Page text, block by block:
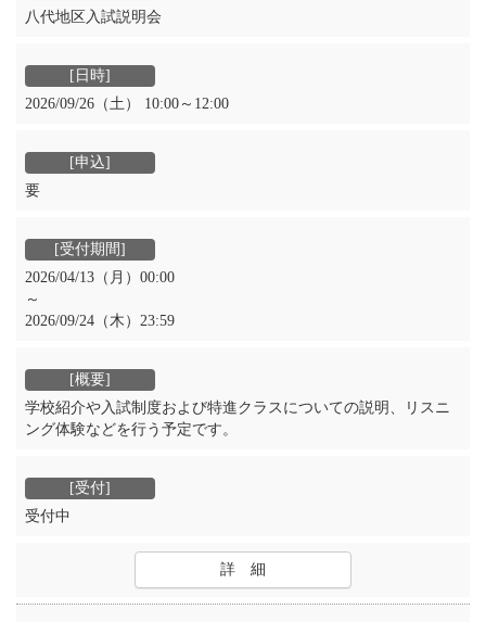
八代地区入試説明会
2026/09/26（土） 10:00～12:00
要
2026/04/13（月）00:00
～
2026/09/24（木）23:59
学校紹介や入試制度および特進クラスについての説明、リスニ
ング体験などを行う予定です。
受付中
詳 細